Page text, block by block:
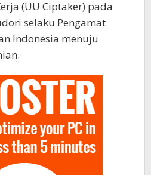
(UU Ciptaker) pada
selaku Pengamat
Indonesia menuju